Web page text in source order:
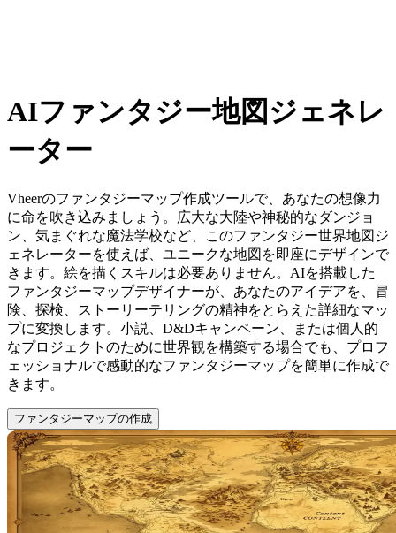
AIファンタジー地図ジェネレ
ーター
Vheerのファンタジーマップ作成ツールで、あなたの想像力
に命を吹き込みましょう。広大な大陸や神秘的なダンジョ
ン、気まぐれな魔法学校など、このファンタジー世界地図ジ
ェネレーターを使えば、ユニークな地図を即座にデザインで
きます。絵を描くスキルは必要ありません。AIを搭載した
ファンタジーマップデザイナーが、あなたのアイデアを、冒
険、探検、ストーリーテリングの精神をとらえた詳細なマッ
プに変換します。小説、D&Dキャンペーン、または個人的
なプロジェクトのために世界観を構築する場合でも、プロフ
ェッショナルで感動的なファンタジーマップを簡単に作成で
きます。
ファンタジーマップの作成